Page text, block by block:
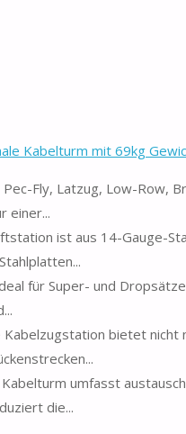
Kabelturm mit 69kg
Pec-Fly, Latzug, Low-
einer...
ist aus 14-Gauge-
für Super- und
Kabelzugstation bietet
Kabelturm umfasst
die...